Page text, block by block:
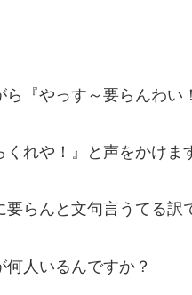
『やっす～要らんわい
れや！』と声をかけま
らんと文句言うてる訳
人いるんですか？